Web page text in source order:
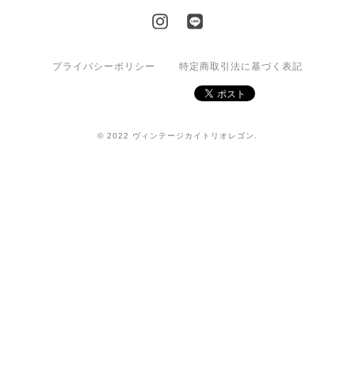
プライバシーポリシー 特定商取引法に基づく表記
© 2022 ヴィンテージカイトリオレゴン.